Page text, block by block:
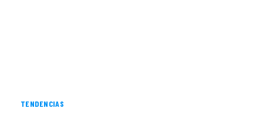
TENDENCIAS